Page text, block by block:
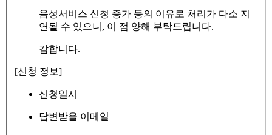
음성서비스 신청 증가 등의 이유로 처리가 다소 지
연될 수 있으니, 이 점 양해 부탁드립니다.
감합니다.
[신청 정보]
신청일시
답변받을 이메일